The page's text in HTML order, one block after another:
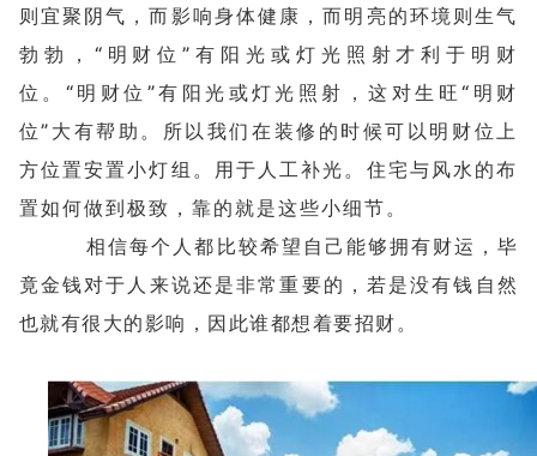
则宜聚阴气，而影响身体健康，而明亮的环境则生气
勃勃，“明财位”有阳光或灯光照射才利于明财
位。“明财位”有阳光或灯光照射，这对生旺“明财
位”大有帮助。所以我们在装修的时候可以明财位上
方位置安置小灯组。用于人工补光。住宅与风水的布
置如何做到极致，靠的就是这些小细节。
相信每个人都比较希望自己能够拥有财运，毕
竟金钱对于人来说还是非常重要的，若是没有钱自然
也就有很大的影响，因此谁都想着要招财。